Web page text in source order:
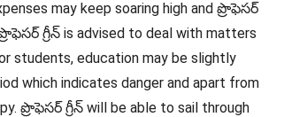
may keep soaring high and ప్రొఫెసర్
గ్రీన్ is advised to deal with matters
students, education may be slightly
which indicates danger and apart from
ప్రొఫెసర్ గ్రీన్ will be able to sail through